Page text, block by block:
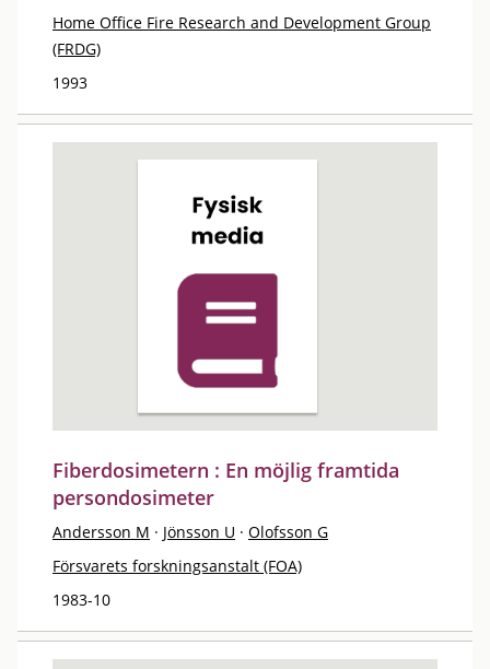
Home Office Fire Research and Development Group
(FRDG)
1993
Fiberdosimetern : En möjlig framtida
persondosimeter
Andersson M · Jönsson U · Olofsson G
Försvarets forskningsanstalt (FOA)
1983-10